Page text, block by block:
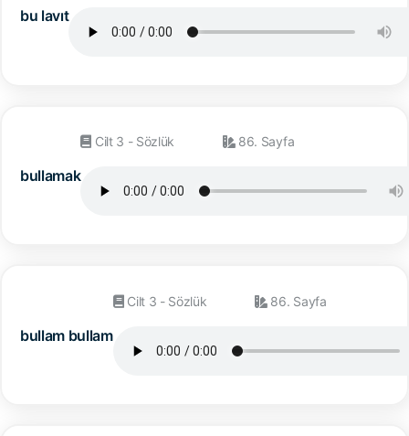
bu lavıt
bullamak
Cilt 3 - Sözlük 86. Sayfa
bullam bullam
Cilt 3 - Sözlük 86. Sayfa